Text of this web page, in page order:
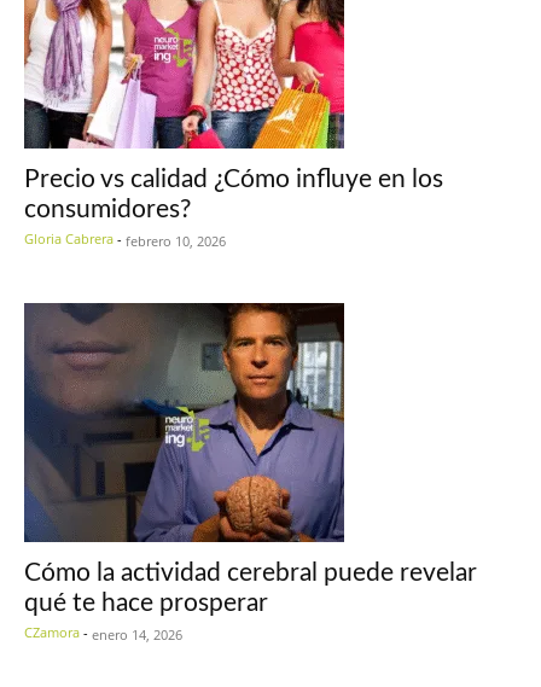
Precio vs calidad ¿Cómo influye en los
consumidores?
Gloria Cabrera - febrero 10, 2026
Cómo la actividad cerebral puede revelar
qué te hace prosperar
CZamora - enero 14, 2026